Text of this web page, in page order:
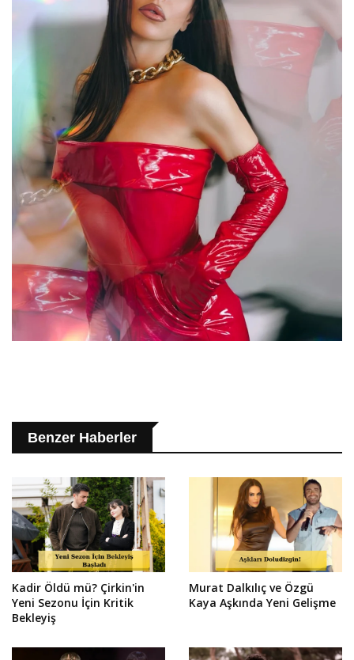
Benzer Haberler
Kadir Öldü mü? Çirkin'in
Yeni Sezonu İçin Kritik
Bekleyiş
Murat Dalkılıç ve Özgü
Kaya Aşkında Yeni Gelişme